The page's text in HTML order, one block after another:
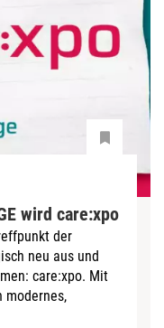
wird care:xpo
der
neu aus und
care:xpo. Mit
modernes,